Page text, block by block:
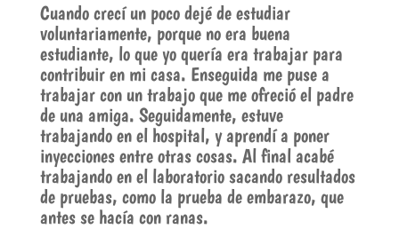
Cuando crecí un poco dejé de estudiar
voluntariamente, porque no era buena
estudiante, lo que yo quería era trabajar para
contribuir en mi casa. Enseguida me puse a
trabajar con un trabajo que me ofreció el padre
de una amiga. Seguidamente, estuve
trabajando en el hospital, y aprendí a poner
inyecciones entre otras cosas. Al final acabé
trabajando en el laboratorio sacando resultados
de pruebas, como la prueba de embarazo, que
antes se hacía con ranas.